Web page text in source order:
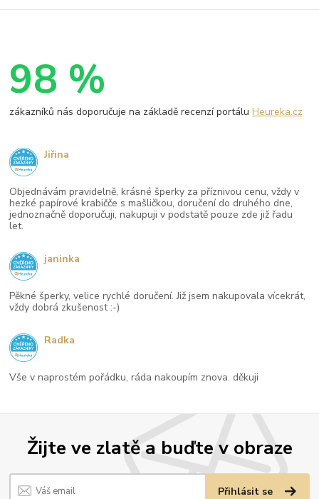
Žijte ve zlatě a buďte v obraze
Přihlásit se
98 %
zákazníků nás doporučuje na základě recenzí portáluHeureka.cz
Objednávám pravidelně, krásné šperky za příznivou cenu, vždy v
hezké papírové krabičče s mašličkou, doručení do druhého dne,
jednoznačně doporučuji, nakupuji v podstatě pouze zde již řadu
let.
Jiřina
Pěkné šperky, velice rychlé doručení. Již jsem nakupovala vícekrát,
vždy dobrá zkušenost :-)
janinka
Vše v naprostém pořádku, ráda nakoupím znova. děkuji
Radka